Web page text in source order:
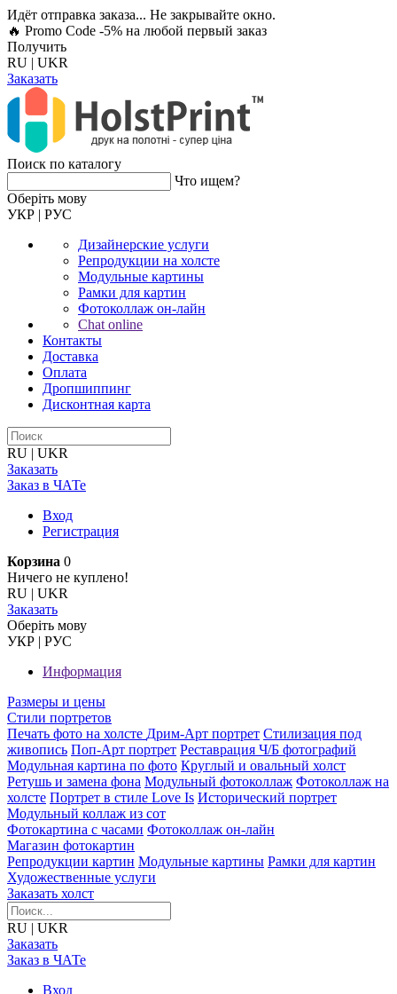
Идёт отправка заказа... Не закрывайте окно.
🔥 Promo Code -5% на любой первый заказ
Получить
RU | UKR
Заказать
Поиск по каталогу
Что ищем?
Оберiть мову
УКР | РУС
Дизайнерские услуги
Репродукции на холсте
Модульные картины
Рамки для картин
Фотоколлаж он-лайн
Chat online
Контакты
Доставка
Оплата
Дропшиппинг
Дисконтная карта
RU | UKR
Заказать
Заказ в ЧАТе
Вход
Регистрация
Корзина 0
Ничего не куплено!
RU | UKR
Заказать
Оберiть мову
УКР | РУС
Информация
Размеры и цены
Стили портретов
Печать фото на холсте Дрим-Арт портрет Стилизация под
живопись Поп-Арт портрет Реставрация Ч/Б фотографий
Модульная картина по фото Круглый и овальный холст
Ретушь и замена фона Модульный фотоколлаж Фотоколлаж на
холсте Портрет в стиле Love Is Исторический портрет
Модульный коллаж из сот
Фотокартина с часами Фотоколлаж он-лайн
Магазин фотокартин
Репродукции картин Модульные картины Рамки для картин
Художественные услуги
Заказать холст
RU | UKR
Заказать
Заказ в ЧАТе
Вход